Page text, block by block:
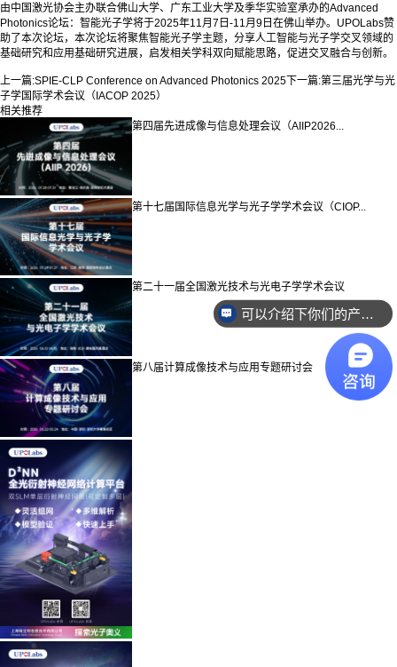
由中国激光协会主办联合佛山大学、广东工业大学及季华实验室承办的Advanced
Photonics论坛：智能光子学将于2025年11月7日-11月9日在佛山举办。 UPOLabs赞
助了本次论坛， 本次论坛将聚焦智能光子学主题，分享人工智能与光子学交叉领域的
基础研究和应用基础研究进展，启发相关学科双向赋能思路，促进交叉融合与创新。
上一篇:SPIE-CLP Conference on Advanced Photonics 2025下一篇:第三届光学与光
子学国际学术会议（IACOP 2025）
相关推荐
第四届先进成像与信息处理会议（AIIP2026...
第十七届国际信息光学与光子学学术会议（CIOP...
第二十一届全国激光技术与光电子学学术会议
第八届计算成像技术与应用专题研讨会